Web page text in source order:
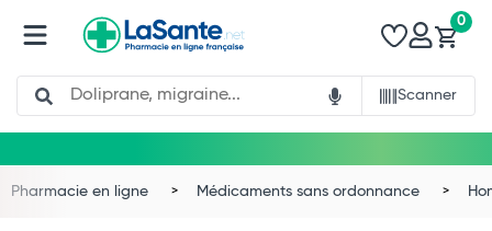
Search
Scanner
0
Pharmacie en ligne Médicaments sans ordonnance